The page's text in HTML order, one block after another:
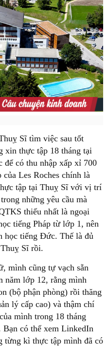
Sĩ tìm việc sau tốt
xin thực tập 18 tháng tại
có thu nhập xấp xỉ 700
Les Roches chính là
tập tại Thuỵ Sĩ với vị trí
những yêu cầu mà
thiếu nhất là ngoại
tiếng Pháp từ lớp 1, nên
học tiếng Đức. Thế là đủ
Sĩ rồi.
mình cũng tự vạch sẵn
năm lớp 12, rằng mình
(bộ phận phòng) rồi thăng
lý cấp cao) và thậm chí
của mình trong 18 tháng
Bạn có thể xem LinkedIn
từng kì thực tập mình đã có